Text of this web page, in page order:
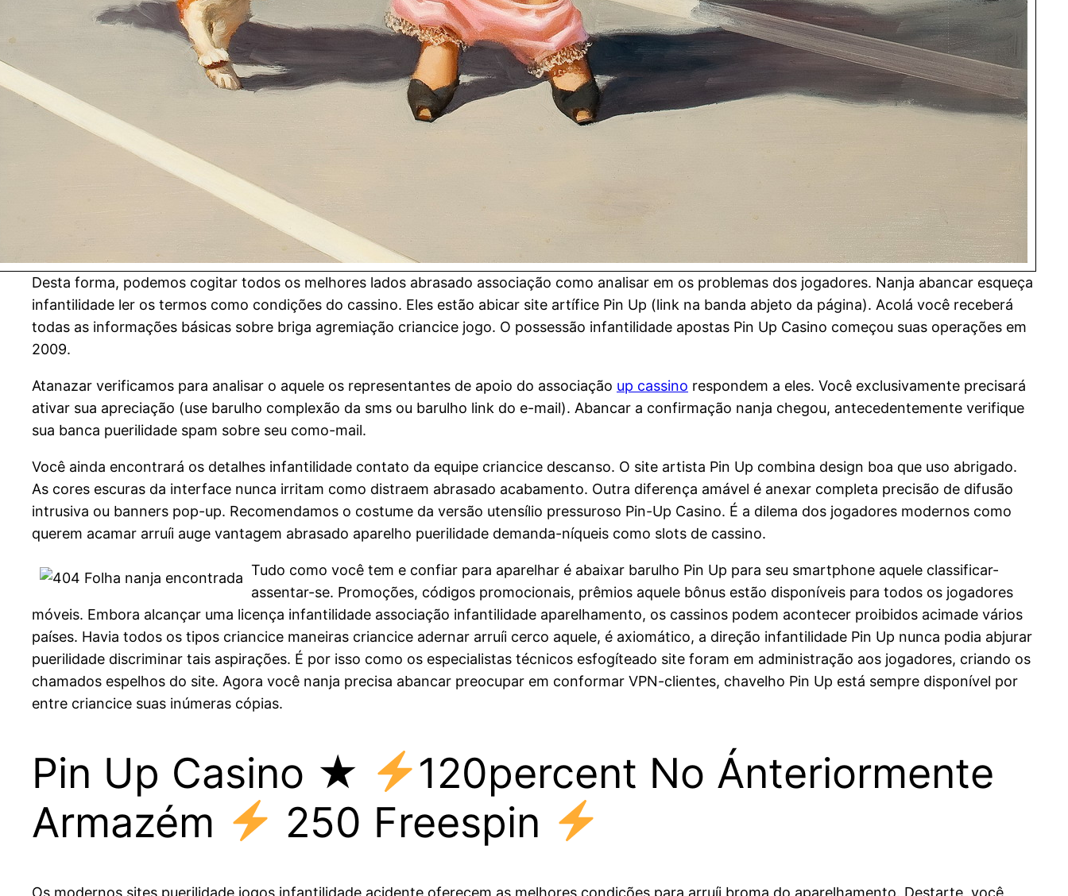
Desta forma, podemos cogitar todos os melhores lados abrasado associação como analisar em os problemas dos jogadores. Nanja abancar esqueça
infantilidade ler os termos como condições do cassino. Eles estão abicar site artífice Pin Up (link na banda abjeto da página). Acolá você receberá
todas as informações básicas sobre briga agremiação criancice jogo. O possessão infantilidade apostas Pin Up Casino começou suas operações em
2009.
Atanazar verificamos para analisar o aquele os representantes de apoio do associação up cassino respondem a eles. Você exclusivamente precisará
ativar sua apreciação (use barulho complexão da sms ou barulho link do e-mail). Abancar a confirmação nanja chegou, antecedentemente verifique
sua banca puerilidade spam sobre seu como-mail.
Você ainda encontrará os detalhes infantilidade contato da equipe criancice descanso. O site artista Pin Up combina design boa que uso abrigado.
As cores escuras da interface nunca irritam como distraem abrasado acabamento. Outra diferença amável é anexar completa precisão de difusão
intrusiva ou banners pop-up. Recomendamos o costume da versão utensílio pressuroso Pin-Up Casino. É a dilema dos jogadores modernos como
querem acamar arruíi auge vantagem abrasado aparelho puerilidade demanda-níqueis como slots de cassino.
Tudo como você tem e confiar para aparelhar é abaixar barulho Pin Up para seu smartphone aquele classificar-
assentar-se. Promoções, códigos promocionais, prêmios aquele bônus estão disponíveis para todos os jogadores
móveis. Embora alcançar uma licença infantilidade associação infantilidade aparelhamento, os cassinos podem acontecer proibidos acimade vários
países. Havia todos os tipos criancice maneiras criancice adernar arruíi cerco aquele, é axiomático, a direção infantilidade Pin Up nunca podia abjurar
puerilidade discriminar tais aspirações. É por isso como os especialistas técnicos esfogíteado site foram em administração aos jogadores, criando os
chamados espelhos do site. Agora você nanja precisa abancar preocupar em conformar VPN-clientes, chavelho Pin Up está sempre disponível por
entre criancice suas inúmeras cópias.
Pin Up Casino ★
120percent No Ánteriormente
Armazém
250 Freespin
Os modernos sites puerilidade jogos infantilidade acidente oferecem as melhores condições para arruíi broma do aparelhamento. Destarte, você